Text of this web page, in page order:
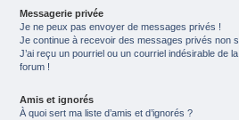
Messagerie privée
Je ne peux pas envoyer de messages privés !
Je continue à recevoir des messages privés non
J’ai reçu un pourriel ou un courriel indésirable de
forum !
Amis et ignorés
À quoi sert ma liste d’amis et d’ignorés ?